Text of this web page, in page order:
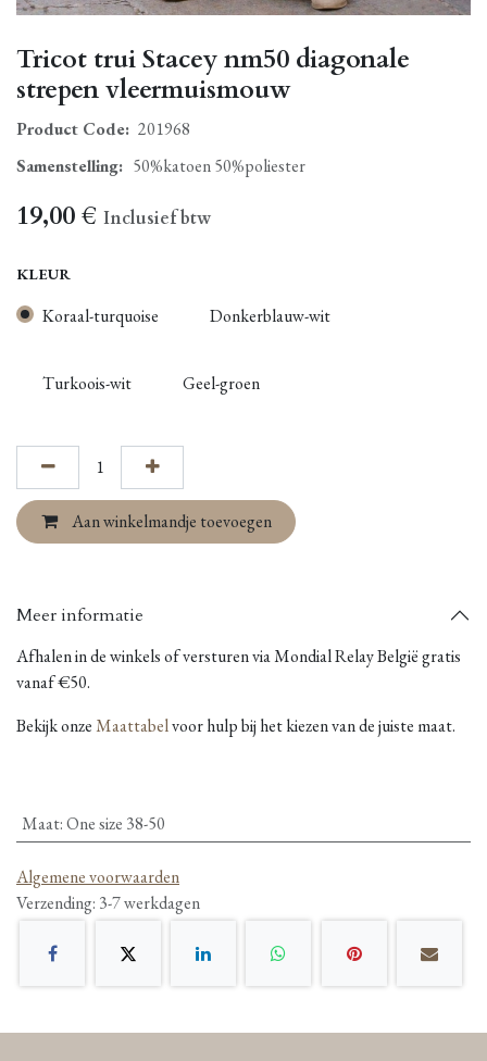
Tricot trui Stacey nm50 diagonale
strepen vleermuismouw
Product Code: 201968
Samenstelling: 50%katoen 50%poliester
19,00€ Inclusief btw
KLEUR
Koraal-turquoise Donkerblauw-wit
Turkoois-wit Geel-groen
Aan winkelmandje toevoegen
Meer informatie
Afhalen in de winkels of versturen via Mondial Relay België gratis
vanaf €50.
Bekijk onzeMaattabelvoor hulp bij het kiezen van de juiste maat.
Maat:One size 38-50
Algemene voorwaarden
Verzending: 3-7 werkdagen